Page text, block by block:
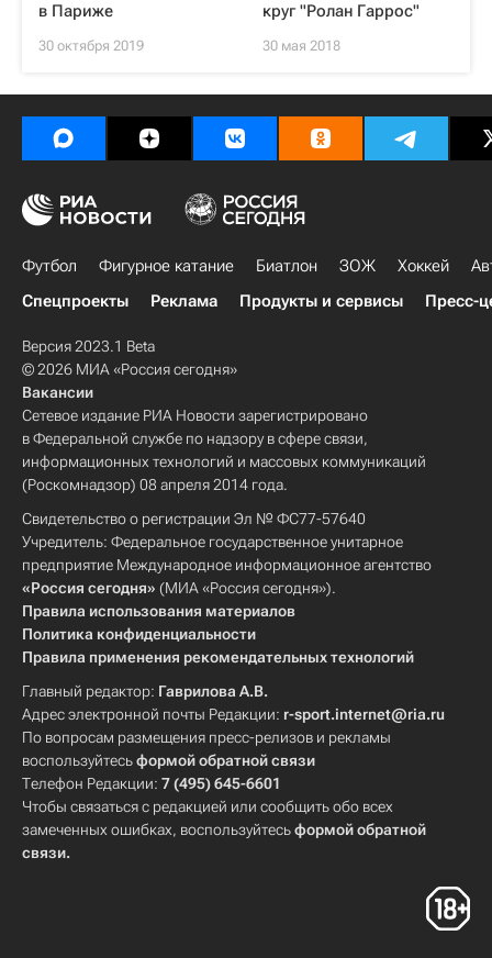
в Париже
30 октября 2019
круг "Ролан Гаррос"
30 мая 2018
Футбол Фигурное катание Биатлон ЗОЖ Хоккей
Спецпроекты
Реклама Продукты и сервисы Пресс-
Версия 2023.1 Beta
© 2026 МИА «Россия сегодня»
Вакансии
Сетевое издание РИА Новости зарегистрировано
в Федеральной службе по надзору в сфере связи,
информационных технологий и массовых коммуникаций
(Роскомнадзор) 08 апреля 2014 года.
Свидетельство о регистрации Эл № ФС77-57640
Учредитель: Федеральное государственное унитарное
предприятие Международное информационное агентство
«Россия сегодня» (МИА «Россия сегодня»).
Правила использования материалов
Политика конфиденциальности
Правила применения рекомендательных технологий
Главный редактор: Гаврилова А.В.
Адрес электронной почты Редакции: r-sport.internet@ria.ru
По вопросам размещения пресс-релизов и рекламы
воспользуйтесьформой обратной связи
Телефон Редакции: 7 (495) 645-6601
Чтобы связаться с редакцией или сообщить обо всех
замеченных ошибках, воспользуйтесьформой обратной
связи.